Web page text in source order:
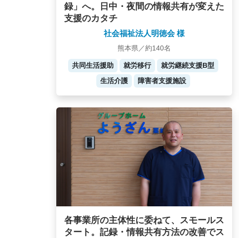
録」へ。日中・夜間の情報共有が変えた
支援のカタチ
社会福祉法人明徳会 様
熊本県／約140名
共同生活援助 就労移行
就労継続支援B型
生活介護
障害者支援施設
各事業所の主体性に委ねて、スモールス
タート。記録・情報共有方法の改善でス